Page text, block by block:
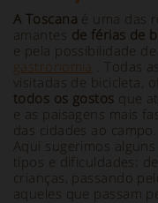
A Toscana é uma das
amantes de férias de
e pela possibilidade
gastronomia . Todas
visitadas de bicicleta,
todos os gostos que
e as paisagens mais
das cidades ao campo.
Aqui sugerimos alguns
tipos e dificuldades:
crianças, passando
aqueles que passam